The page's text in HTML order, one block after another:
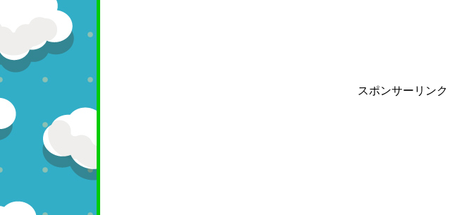
スポンサーリンク